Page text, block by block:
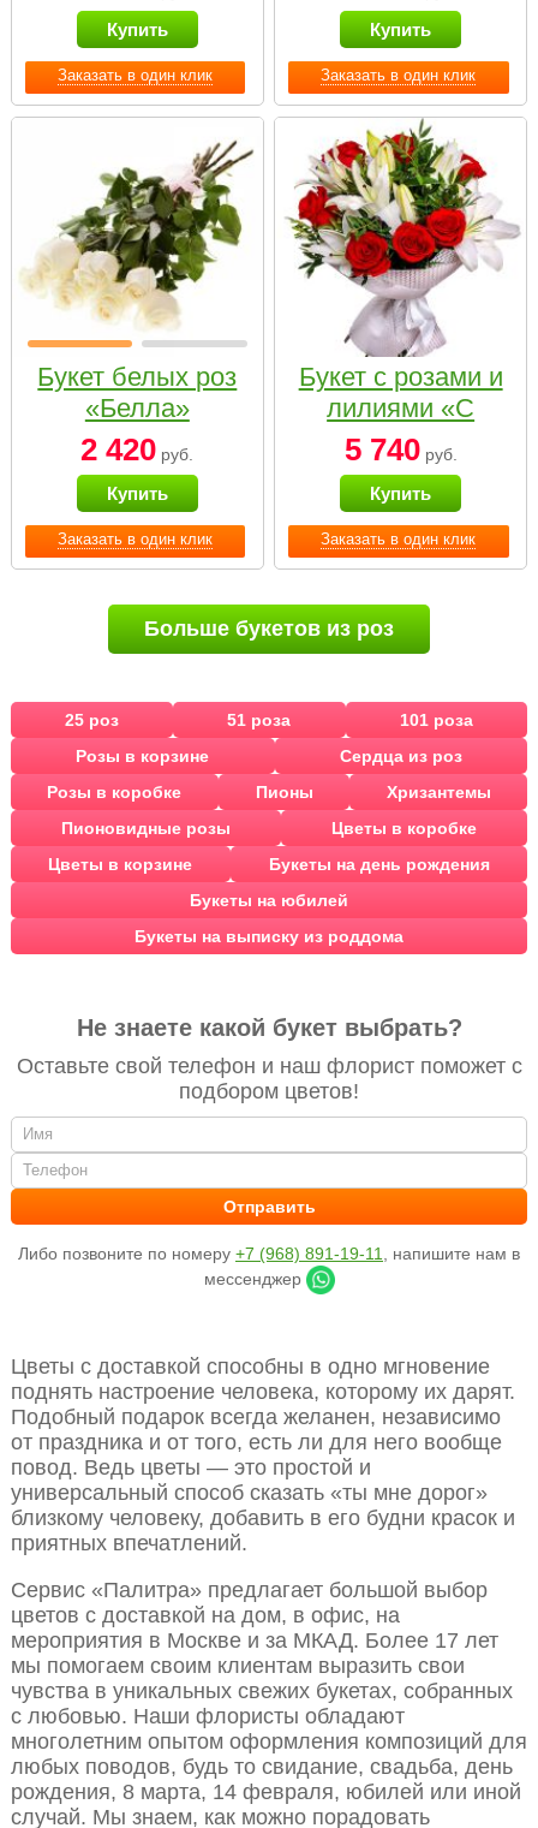
Заказать в один клик
Купить
Заказать в один клик
Купить
Заказать в один клик
Букет белых роз
«Белла»
2 420 руб.
Купить
Заказать в один клик
Букет с розами и
лилиями «С
наилучшими
пожеланиями»
5 740руб.
Купить
Больше букетов из роз
25 роз 51 роза
101 роза
Розы в корзине
Сердца из роз
Розы в коробке
Пионы
Хризантемы
Пионовидные розы
Цветы в коробке
Цветы в корзине
Букеты на день рождения
Букеты на юбилей
Букеты на выписку из роддома
Не знаете какой букет выбрать?
Оставьте свой телефон и наш флорист поможет с
подбором цветов!
Либо позвоните по номеру +7 (968) 891-19-11
, напишите нам в
мессенджер
Цветы с доставкой способны в одно мгновение
поднять настроение человека, которому их дарят.
Подобный подарок всегда желанен, независимо
от праздника и от того, есть ли для него вообще
повод. Ведь цветы — это простой и
универсальный способ сказать «ты мне дорог»
близкому человеку, добавить в его будни красок и
приятных впечатлений.
Сервис «Палитра» предлагает большой выбор
цветов с доставкой на дом, в офис, на
мероприятия в Москве и за МКАД. Более 17 лет
мы помогаем своим клиентам выразить свои
чувства в уникальных свежих букетах, собранных
с любовью. Наши флористы обладают
многолетним опытом оформления композиций для
любых поводов, будь то свидание, свадьба, день
рождения, 8 марта, 14 февраля, юбилей или иной
случай. Мы знаем, как можно порадовать